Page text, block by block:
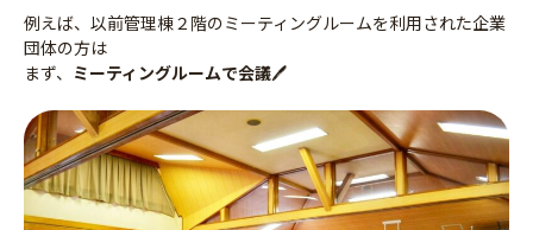
例えば、以前管理棟２階のミーティングルームを利用された企業
団体の方は
まず、 ミーティングルームで会議🖊